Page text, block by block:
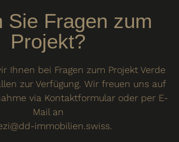
Sie Fragen zum
Projekt?
Ihnen bei Fragen zum Projekt Verde
zur Verfügung. Wir freuen uns auf
via Kontaktformular oder per E-
Mail an
immobilien.swiss.